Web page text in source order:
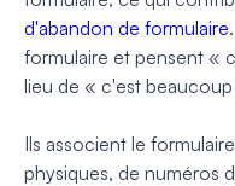
d'abandon de formulaire
formulaire et pensent «
lieu de « c'est
Ils associent le
physiques, de numéros